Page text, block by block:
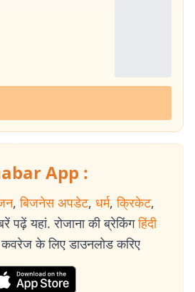
App :
, बिजनेस अपडेट, धर्म, क्रिकेट,
पढ़ें यहां. रोजाना की ब्रेकिंग हिंदी
के लिए डाउनलोड करिए